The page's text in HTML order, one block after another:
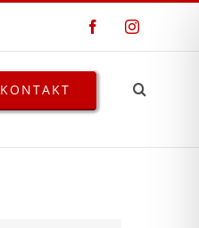
FacebookInstagram
KONTAKT